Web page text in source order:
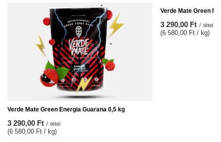
Verde Mate Green Energia Guarana 0,5 kg
3 290,00 Ft / tétel
(6 580,00 Ft / kg)
Verde Mate Green
3 290,00 Ft / tétel
(6 580,00 Ft / kg)